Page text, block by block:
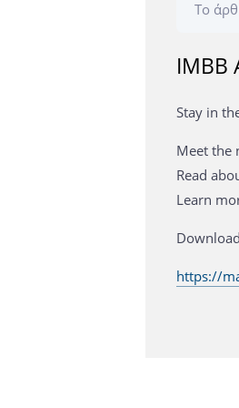
Το
IMBB
Stay in
Meet the
Read
Learn
https://